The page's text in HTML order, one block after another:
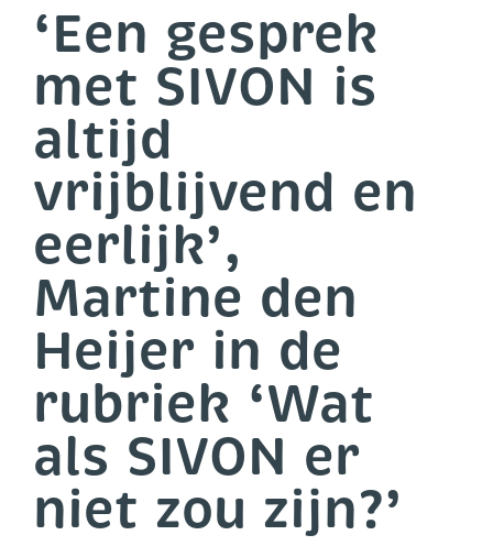
‘Een gesprek
met SIVON is
altijd
vrijblijvend en
eerlijk’,
Martine den
Heijer in de
rubriek ‘Wat
als SIVON er
niet zou zijn?’